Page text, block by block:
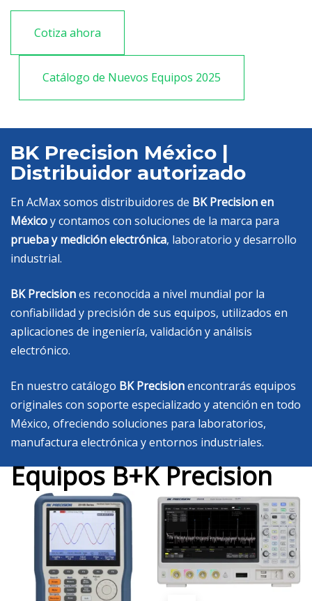
Cotiza ahora
Catálogo de Nuevos Equipos 2025
BK Precision México |
Distribuidor autorizado
En AcMax somos distribuidores de BK Precision en
Méxicoy contamos con soluciones de la marca para
prueba y medición electrónica, laboratorio y desarrollo
industrial.
BK Precisiones reconocida a nivel mundial por la
confiabilidad y precisión de sus equipos, utilizados en
aplicaciones de ingeniería, validación y análisis
electrónico.
En nuestro catálogo BK Precisionencontrarás equipos
originales con soporte especializado y atención en todo
México, ofreciendo soluciones para laboratorios,
manufactura electrónica y entornos industriales.
Equipos B+K Precision